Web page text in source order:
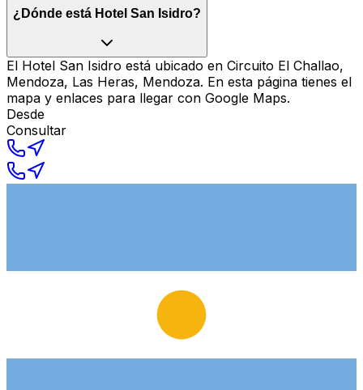
¿Dónde está Hotel San Isidro?
El Hotel San Isidro está ubicado en Circuito El Challao,
Mendoza, Las Heras, Mendoza. En esta página tienes el
mapa y enlaces para llegar con Google Maps.
Desde
Consultar